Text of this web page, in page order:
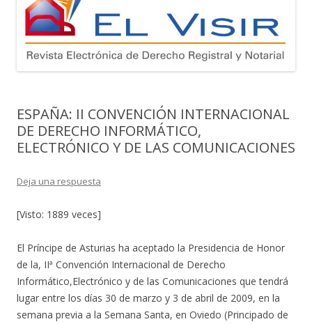
ESPAÑA: II CONVENCIÓN INTERNACIONAL
DE DERECHO INFORMÁTICO,
ELECTRÓNICO Y DE LAS COMUNICACIONES
Deja una respuesta
[Visto: 1889 veces]
El Príncipe de Asturias ha aceptado la Presidencia de Honor
de la, IIª Convención Internacional de Derecho
Informático,Electrónico y de las Comunicaciones que tendrá
lugar entre los días 30 de marzo y 3 de abril de 2009, en la
semana previa a la Semana Santa, en Oviedo (Principado de